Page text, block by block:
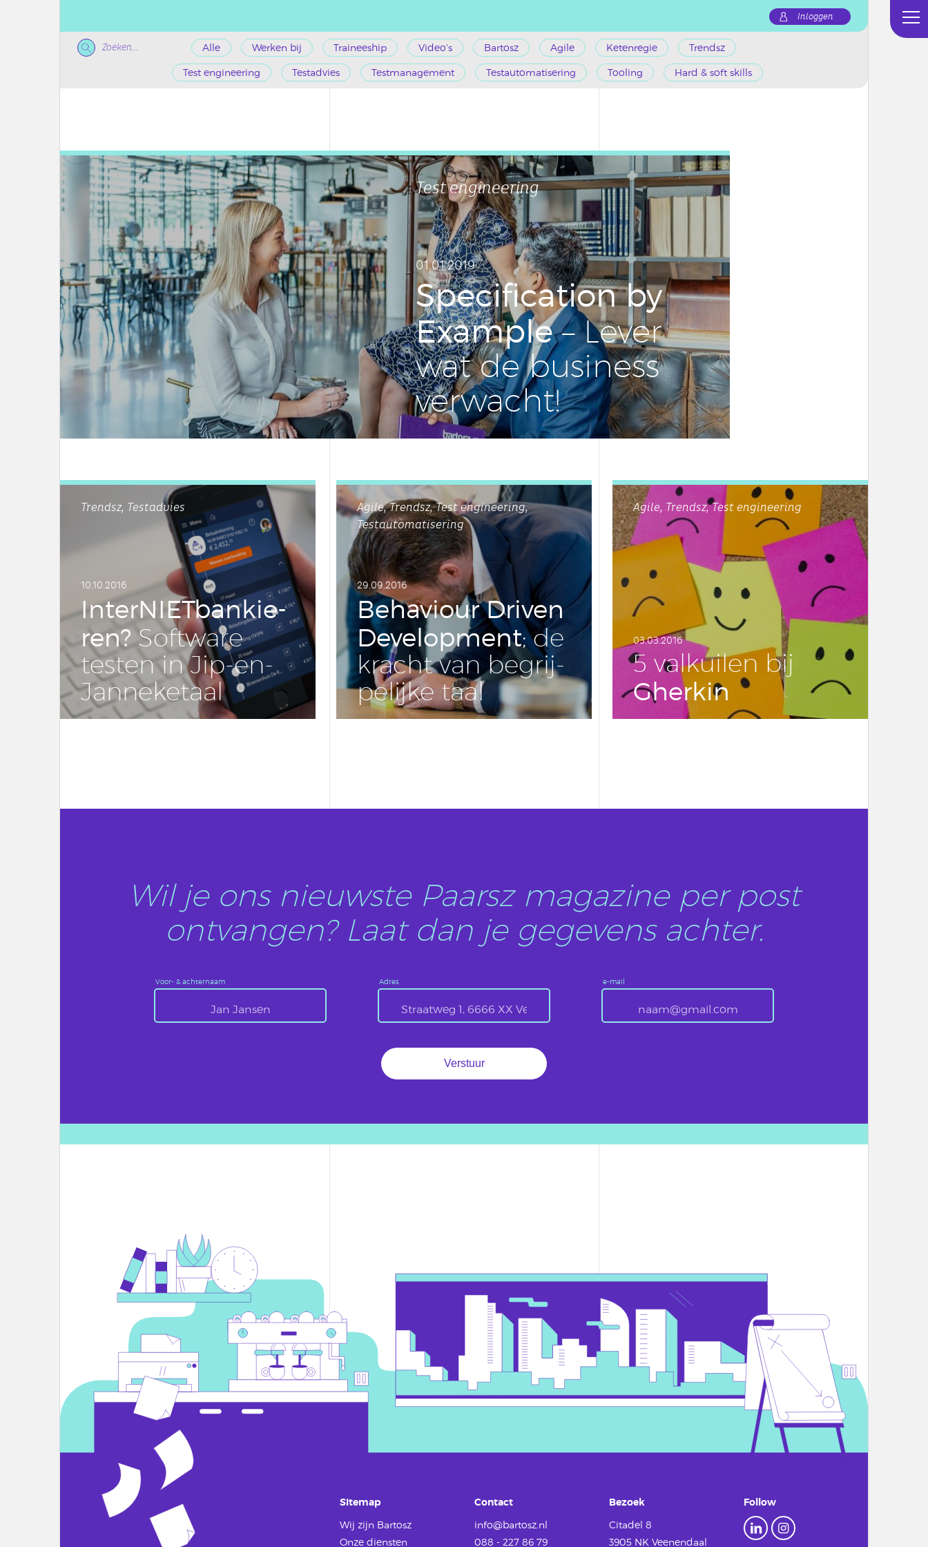
Inloggen
Zoeken... Alle Werken bij Traineeship Video's Bartosz Agile Ketenregie Trendsz
Test engineering Testadvies Testmanagement Testautomatisering Tooling Hard & soft skills
Test engineering
01.01.2019
Spe­ci­fi­ca­ti­on by
Example– Lever
wat de bu­si­ness
ver­wacht!
Trendsz, Testadvies
10.10.2016
In­ter­NIET­ban­kie­
ren?Soft­wa­re
testen in Jip-en-
Jan­ne­ke­taal
Agile, Trendsz, Test engineering,
Testautomatisering
29.09.2016
Be­ha­vi­our Driven
De­vel­op­ment; de
kracht van be­grij­
pe­lij­ke taal
Agile, Trendsz, Test engineering
03.03.2016
5 valkui­len bij
Gherkin
Wil je ons nieuwste Paarsz magazine per post
ontvangen? Laat dan je gegevens achter.
Voor- & achternaam Adres e-mail
Sitemap
Wij zijn Bartosz
Onze diensten
Contact
info@bartosz.nl
088 - 227 86 79
Bezoek
Citadel 8
3905 NK Veenendaal
Follow